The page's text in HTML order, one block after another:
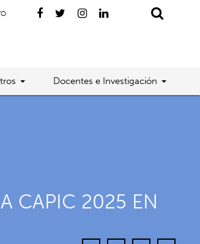
Docentes e Investigación
CAPIC 2025 EN